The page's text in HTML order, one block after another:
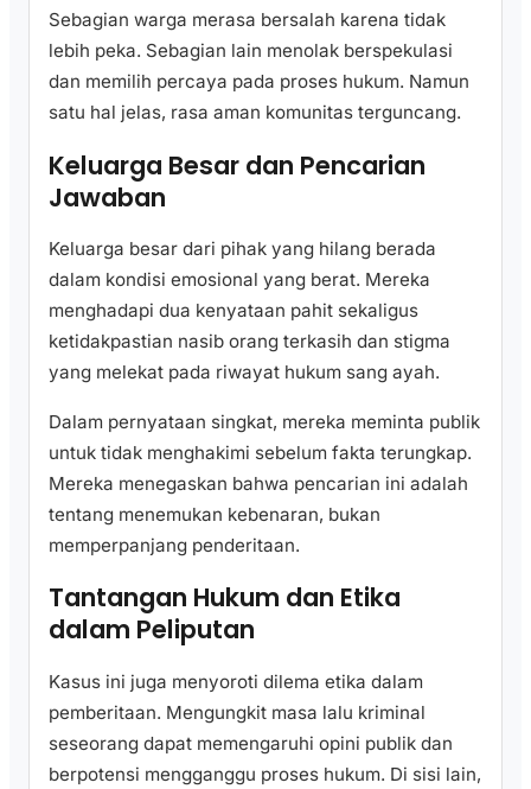
Sebagian warga merasa bersalah karena tidak
lebih peka. Sebagian lain menolak berspekulasi
dan memilih percaya pada proses hukum. Namun
satu hal jelas, rasa aman komunitas terguncang.
Keluarga Besar dan Pencarian
Jawaban
Keluarga besar dari pihak yang hilang berada
dalam kondisi emosional yang berat. Mereka
menghadapi dua kenyataan pahit sekaligus
ketidakpastian nasib orang terkasih dan stigma
yang melekat pada riwayat hukum sang ayah.
Dalam pernyataan singkat, mereka meminta publik
untuk tidak menghakimi sebelum fakta terungkap.
Mereka menegaskan bahwa pencarian ini adalah
tentang menemukan kebenaran, bukan
memperpanjang penderitaan.
Tantangan Hukum dan Etika
dalam Peliputan
Kasus ini juga menyoroti dilema etika dalam
pemberitaan. Mengungkit masa lalu kriminal
seseorang dapat memengaruhi opini publik dan
berpotensi mengganggu proses hukum. Di sisi lain,